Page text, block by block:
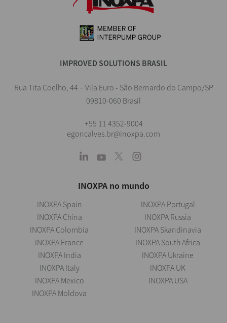
IMPROVED SOLUTIONS BRASIL
Rua Tita Coelho, 44 – Vila Euro - São Bernardo do Campo/SP
09810-060 Brasil
+55 11 4352-9004
egoncalves.br@inoxpa.com
INOXPA no mundo
INOXPA Spain
INOXPA China
INOXPA Colombia
INOXPA France
INOXPA India
INOXPA Italy
INOXPA Mexico
INOXPA Moldova
INOXPA Portugal
INOXPA Russia
INOXPA Skandinavia
INOXPA South Africa
INOXPA Ukraine
INOXPA UK
INOXPA USA